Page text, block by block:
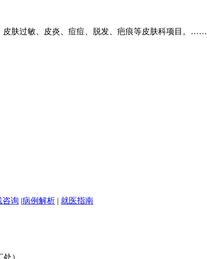
皮肤过敏、皮炎、痘痘、脱发、疤痕等皮肤科项目。……
咨询 |病例解析 | 就医指南
）